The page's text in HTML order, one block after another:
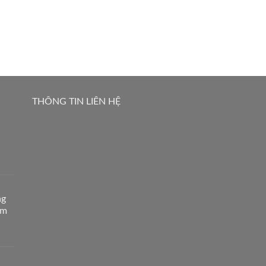
THÔNG TIN LIÊN HỆ